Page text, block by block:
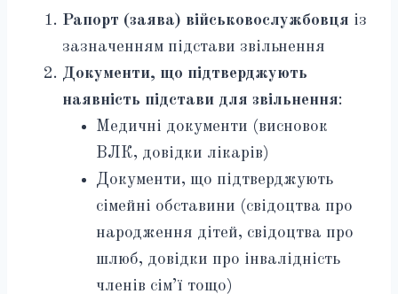
Рапорт (заява) військовослужбовця із
зазначенням підстави звільнення
Документи, що підтверджують
наявність підстави для звільнення:
Медичні документи (висновок
ВЛК, довідки лікарів)
Документи, що підтверджують
сімейні обставини (свідоцтва про
народження дітей, свідоцтва про
шлюб, довідки про інвалідність
членів сім’ї тощо)